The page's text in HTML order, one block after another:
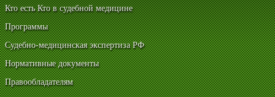
Кто есть Кто в судебной медицине
Программы
Судебно-медицинская экспертиза РФ
Нормативные документы
Правообладателям